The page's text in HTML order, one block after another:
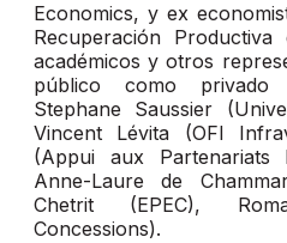
Economics, y ex
Recuperación
académicos y otros
público como
Stephane Saussier
Vincent Lévita (OFI
(Appui aux Partenariats
Anne-Laure de
Chetrit (EPEC),
Concessions).